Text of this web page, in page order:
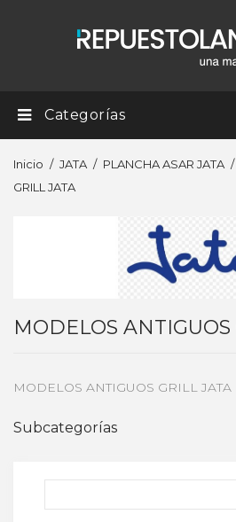
Categorías
Inicio JATA PLANCHA ASAR JATA
GRILL JATA
MODELOS
MODELOS ANTIGUOS GRILL JATA
Subcategorías